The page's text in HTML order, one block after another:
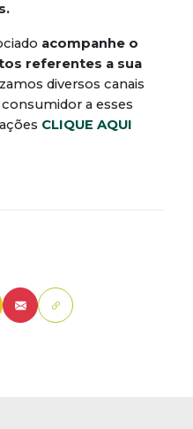
acompanhe o
referentes a sua
diversos canais
a esses
CLIQUE AQUI